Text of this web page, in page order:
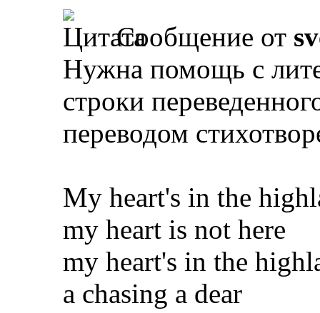
Сообщение от
Нужна помощь с
строки
переводом
My heart's in the
my heart is not here
my heart's in the
a chasing a dear